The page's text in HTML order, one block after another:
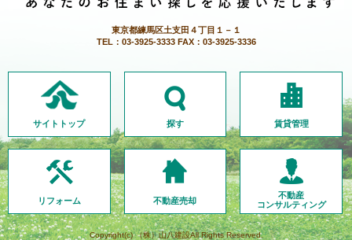
東京都練馬区土支田４丁目１－１
TEL：03-3925-3333 FAX：03-3925-3336
サイトトップ 探す 賃貸管理
リフォーム 不動産売却
不動産
コンサルティング
Copyright(c) （株）山八建設All Rights Reserved.